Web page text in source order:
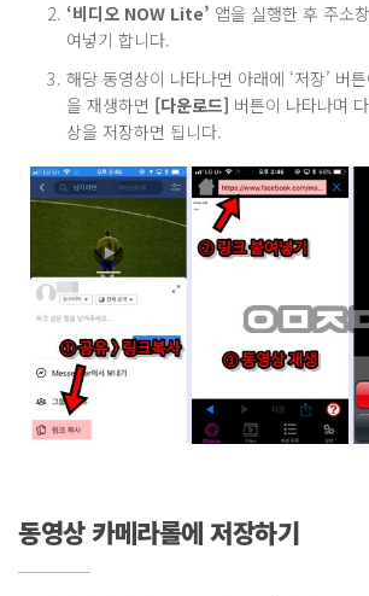
‘비디오 NOW Lite’ 앱을 실행한 후 주소
여넣기 합니다.
해당 동영상이 나타나면 아래에 ‘저장’ 버
을 재생하면 [다운로드] 버튼이 나타나며
상을 저장하면 됩니다.
동영상 카메라롤에 저장하기